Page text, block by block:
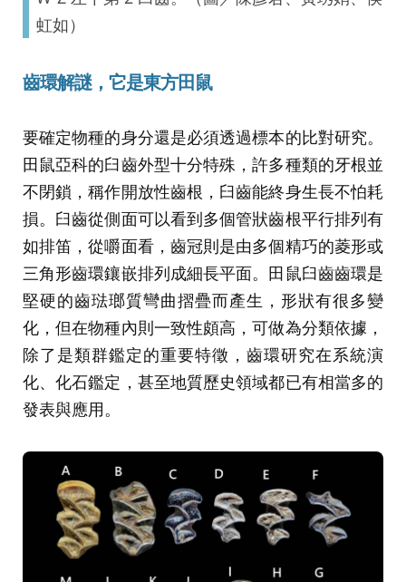
虹如）
齒環解謎，它是東方田鼠
要確定物種的身分還是必須透過標本的比對研究。
田鼠亞科的臼齒外型十分特殊，許多種類的牙根並
不閉鎖，稱作開放性齒根，臼齒能終身生長不怕耗
損。臼齒從側面可以看到多個管狀齒根平行排列有
如排笛，從嚼面看，齒冠則是由多個精巧的菱形或
三角形齒環鑲嵌排列成細長平面。田鼠臼齒齒環是
堅硬的齒琺瑯質彎曲摺疊而產生，形狀有很多變
化，但在物種內則一致性頗高，可做為分類依據，
除了是類群鑑定的重要特徵，齒環研究在系統演
化、化石鑑定，甚至地質歷史領域都已有相當多的
發表與應用。